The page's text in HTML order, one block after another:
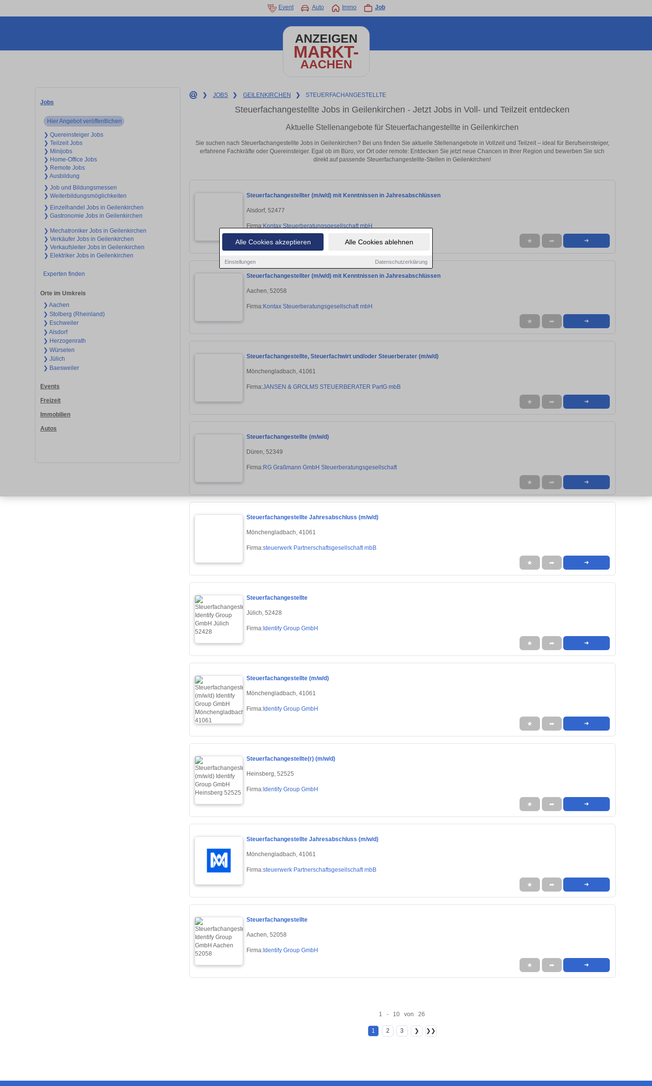
Alle Cookies akzeptieren Alle Cookies ablehnen
Einstellungen Datenschutzerklärung
Event Auto Immo Job
ANZEIGEN
MARKT-
AACHEN
Jobs
Hier Angebot veröffentlichen
❯ Quereinsteiger Jobs
❯ Teilzeit Jobs
❯ Minijobs
❯ Home-Office Jobs
❯ Remote Jobs
❯ Ausbildung
❯ Job und Bildungsmessen
❯ Weiterbildungsmöglichkeiten
❯ Einzelhandel Jobs in Geilenkirchen
❯ Gastronomie Jobs in Geilenkirchen
❯ Mechatroniker Jobs in Geilenkirchen
❯ Verkäufer Jobs in Geilenkirchen
❯ Verkaufsleiter Jobs in Geilenkirchen
❯ Elektriker Jobs in Geilenkirchen
Experten finden
Orte im Umkreis
❯ Aachen
❯ Stolberg (Rheinland)
❯ Eschweiler
❯ Alsdorf
❯ Herzogenrath
❯ Würselen
❯ Jülich
❯ Baesweiler
Events
Freizeit
Immobilien
Autos
❯ JOBS ❯ GEILENKIRCHEN ❯ STEUERFACHANGESTELLTE
Steuerfachangestellte Jobs in Geilenkirchen - Jetzt Jobs in Voll- und Teilzeit entdecken
Aktuelle Stellenangebote für Steuerfachangestellte in Geilenkirchen
Sie suchen nach Steuerfachangestellte Jobs in Geilenkirchen? Bei uns finden Sie aktuelle Stellenangebote in Vollzeit und Teilzeit – ideal für Berufseinsteiger,
erfahrene Fachkräfte oder Quereinsteiger. Egal ob im Büro, vor Ort oder remote: Entdecken Sie jetzt neue Chancen in Ihrer Region und bewerben Sie sich
direkt auf passende Steuerfachangestellte-Stellen in Geilenkirchen!
Steuerfachangestellter (m/w/d) mit Kenntnissen in Jahresabschlüssen
Alsdorf, 52477
Firma:Kontax Steuerberatungsgesellschaft mbH
★ ➦ ➜
Steuerfachangestellter (m/w/d) mit Kenntnissen in Jahresabschlüssen
Aachen, 52058
Firma:Kontax Steuerberatungsgesellschaft mbH
★ ➦ ➜
Steuerfachangestellte, Steuerfachwirt und/oder Steuerberater (m/w/d)
Mönchengladbach, 41061
Firma:JANSEN & GROLMS STEUERBERATER PartG mbB
★ ➦ ➜
Steuerfachangestellte (m/w/d)
Düren, 52349
Firma:RG Graßmann GmbH Steuerberatungsgesellschaft
★ ➦ ➜
Steuerfachangestellte Jahresabschluss (m/w/d)
Mönchengladbach, 41061
Firma:steuerwerk Partnerschaftsgesellschaft mbB
★ ➦ ➜
Steuerfachangestellte
Jülich, 52428
Firma:Identify Group GmbH
★ ➦ ➜
Steuerfachangestellte (m/w/d)
Mönchengladbach, 41061
Firma:Identify Group GmbH
★ ➦ ➜
Steuerfachangestellte(r) (m/w/d)
Heinsberg, 52525
Firma:Identify Group GmbH
★ ➦ ➜
Steuerfachangestellte Jahresabschluss (m/w/d)
Mönchengladbach, 41061
Firma:steuerwerk Partnerschaftsgesellschaft mbB
★ ➦ ➜
Steuerfachangestellte
Aachen, 52058
Firma:Identify Group GmbH
★ ➦ ➜
1 - 10 von 26
1 2 3 ❯ ❯❯